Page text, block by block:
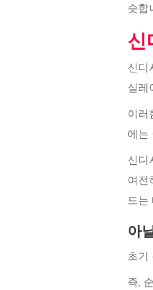
슷합
신
신디
실레
이러
에는
신디
여전
드는
아
초기
즉,